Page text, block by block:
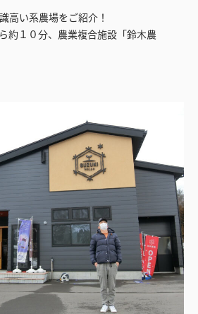
高い系農場をご紹介！
約１０分、農業複合施設「鈴木農